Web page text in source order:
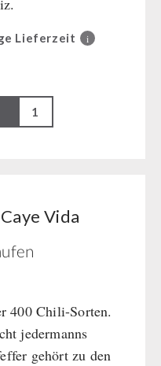
Lieferzeit i
Vida
400 Chili-Sorten.
jedermanns
gehört zu den